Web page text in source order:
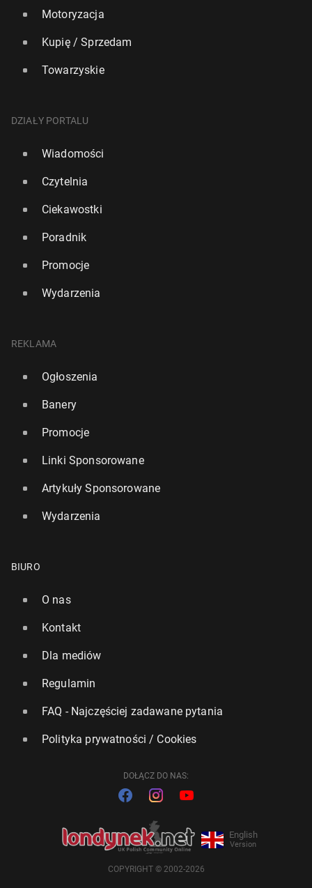
Motoryzacja
Kupię / Sprzedam
Towarzyskie
DZIAŁY PORTALU
Wiadomości
Czytelnia
Ciekawostki
Poradnik
Promocje
Wydarzenia
REKLAMA
Ogłoszenia
Banery
Promocje
Linki Sponsorowane
Artykuły Sponsorowane
Wydarzenia
BIURO
O nas
Kontakt
Dla mediów
Regulamin
FAQ - Najczęściej zadawane pytania
Polityka prywatności / Cookies
DOŁĄCZ DO NAS:
English
Version
COPYRIGHT © 2002-2026